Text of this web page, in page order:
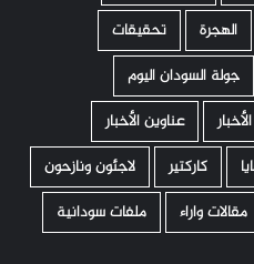
الهجرة
تحقيقات
جولة السودان اليوم
عناوين الأخبار
كاركتير
لاجئون ونازحون
مقالات واراء
ملفات سودانية